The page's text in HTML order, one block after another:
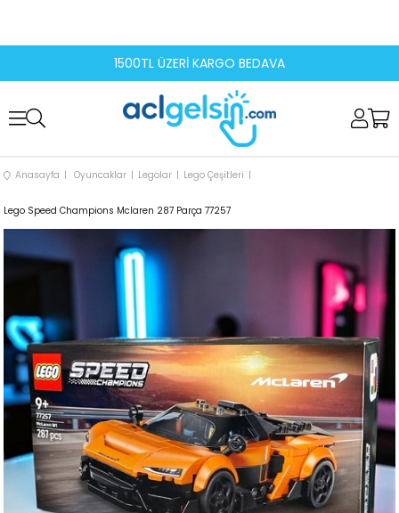
1500TL ÜZERİ KARGO BEDAVA
Anasayfa Oyuncaklar Legolar Lego Çeşitleri
Lego Speed Champions Mclaren 287 Parça 77257